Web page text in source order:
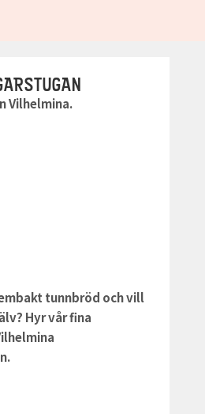
tunnbröd och vill
Hyr vår fina